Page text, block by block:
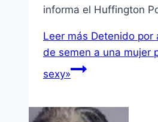
informa el Huffington
Leer más Detenido por
de semen a una mujer
sexy»